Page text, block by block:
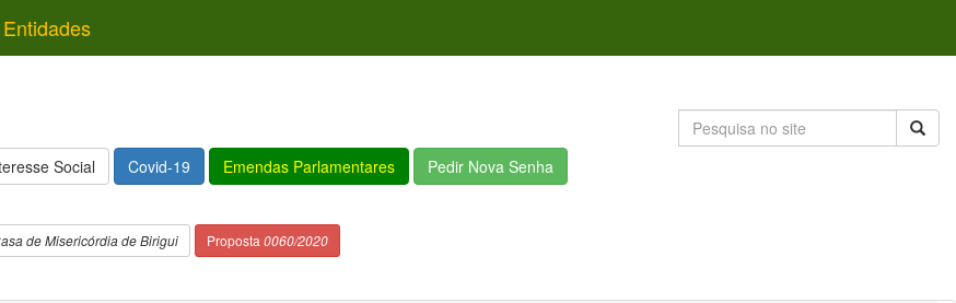
Social Covid-19 Emendas Parlamentares Pedir Nova Senha
de Misericórdia de Birigui Proposta 0060/2020